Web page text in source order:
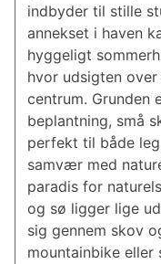
indbyder til stille
annekset i haven
hyggeligt
hvor udsigten
centrum. Grunden
beplantning, små
perfekt til både
samvær med
paradis for
og sø ligger lige
sig gennem skov
mountainbike eller